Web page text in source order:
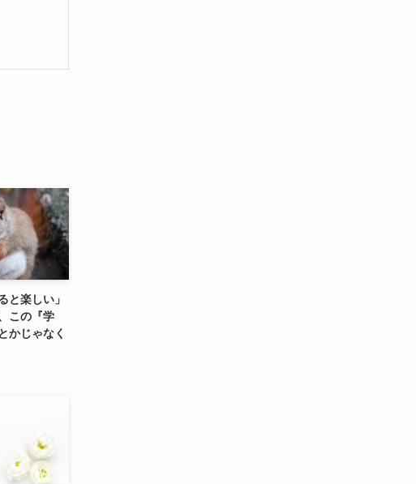
と楽しい」
この『学
かじゃなく